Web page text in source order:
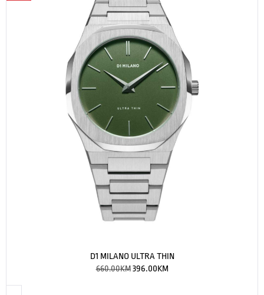
D1 MILANO ULTRA THIN
660.00KM 396.00KM